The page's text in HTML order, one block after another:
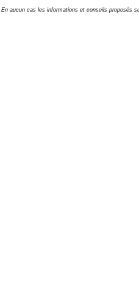
En aucun cas les informations et conseils proposés